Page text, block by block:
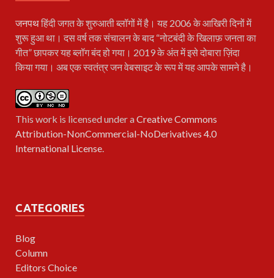
जनपथहिंदी जगत के शुरुआती ब्लॉगों में है। यह 2006 के आखिरी दिनों में
शुरू हुआ था। दस वर्ष तक संचालन के बाद “नोटबंदी के खिलाफ़ जनता का
गीत” छापकर यह ब्लॉग बंद हो गया। 2019 के अंत में इसे दोबारा ज़िंदा
किया गया। अब एक स्वतंत्र जन वेबसाइट के रूप में यह आपके सामने है।
This work is licensed under aCreative Commons
Attribution-NonCommercial-NoDerivatives 4.0
International License.
CATEGORIES
Blog
Column
Editors Choice